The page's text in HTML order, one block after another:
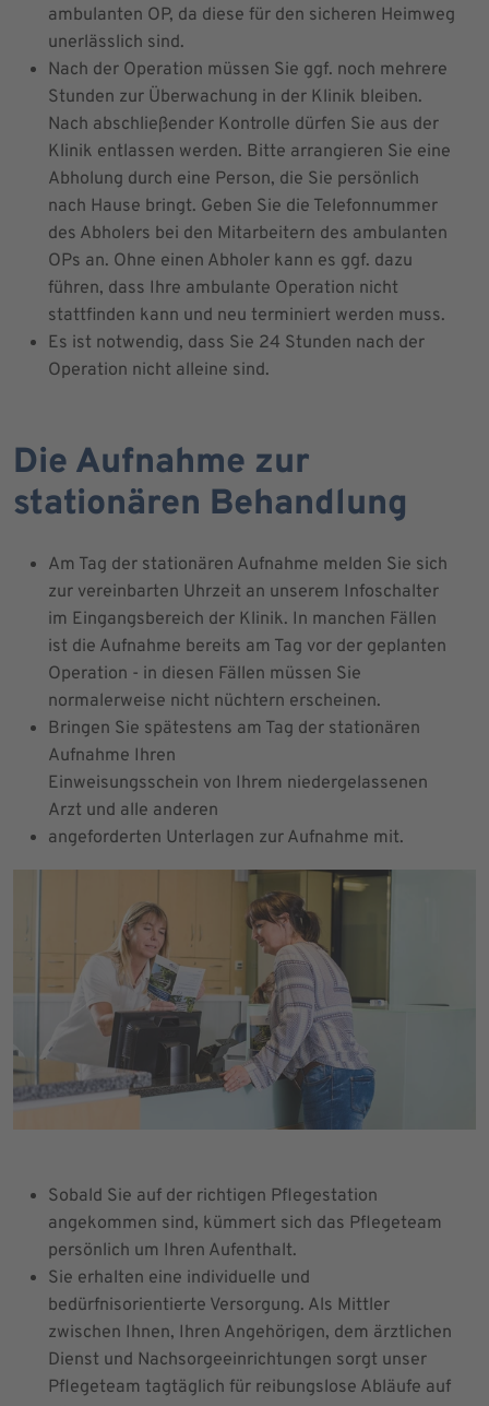
ambulanten OP, da diese für den sicheren Heimweg
unerlässlich sind.
Nach der Operation müssen Sie ggf. noch mehrere
Stunden zur Überwachung in der Klinik bleiben.
Nach abschließender Kontrolle dürfen Sie aus der
Klinik entlassen werden. Bitte arrangieren Sie eine
Abholung durch eine Person, die Sie persönlich
nach Hause bringt. Geben Sie die Telefonnummer
des Abholers bei den Mitarbeitern des ambulanten
OPs an. Ohne einen Abholer kann es ggf. dazu
führen, dass Ihre ambulante Operation nicht
stattfinden kann und neu terminiert werden muss.
Es ist notwendig, dass Sie 24 Stunden nach der
Operation nicht alleine sind.
Die Aufnahme zur
stationären Behandlung
Am Tag der stationären Aufnahme melden Sie sich
zur vereinbarten Uhrzeit an unserem Infoschalter
im Eingangsbereich der Klinik. In manchen Fällen
ist die Aufnahme bereits am Tag vor der geplanten
Operation - in diesen Fällen müssen Sie
normalerweise nicht nüchtern erscheinen.
Bringen Sie spätestens am Tag der stationären
Aufnahme Ihren
Einweisungsschein von Ihrem niedergelassenen
Arzt und alle anderen
angeforderten Unterlagen zur Aufnahme mit.
Sobald Sie auf der richtigen Pflegestation
angekommen sind, kümmert sich das Pflegeteam
persönlich um Ihren Aufenthalt.
Sie erhalten eine individuelle und
bedürfnisorientierte Versorgung. Als Mittler
zwischen Ihnen, Ihren Angehörigen, dem ärztlichen
Dienst und Nachsorgeeinrichtungen sorgt unser
Pflegeteam tagtäglich für reibungslose Abläufe auf